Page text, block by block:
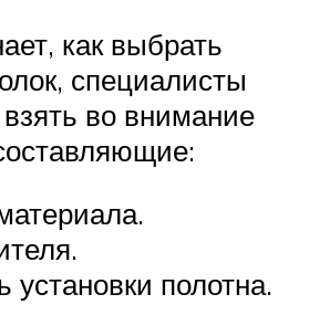
как выбрать
специалисты
во внимание
установки полотна.